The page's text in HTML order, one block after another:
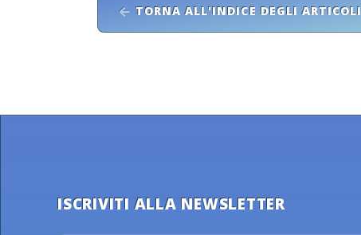
TORNA ALL'INDICE DEGLI ARTICOLI
ISCRIVITI ALLA NEWSLETTER